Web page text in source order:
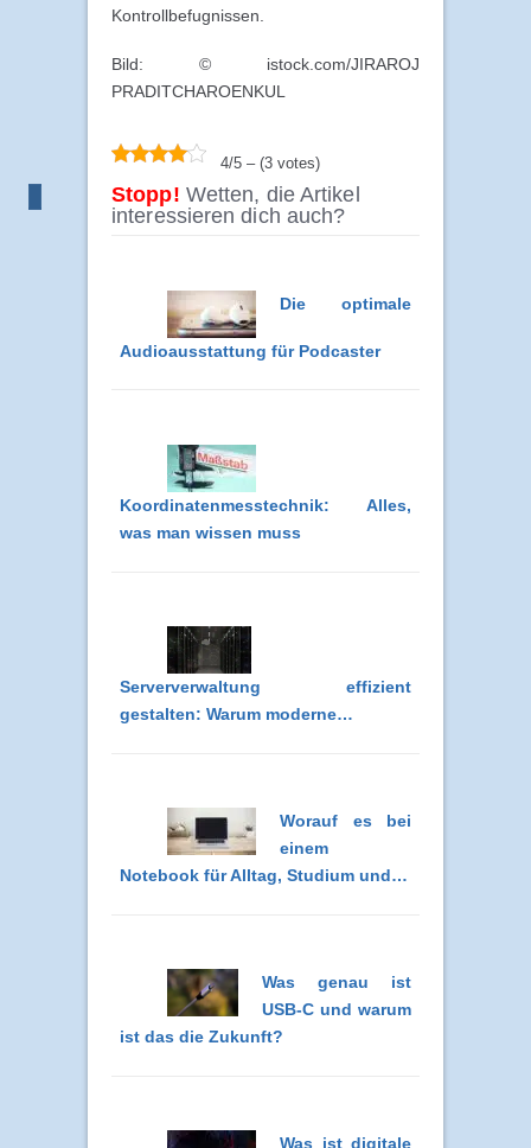
Kontrollbefugnissen.
Bild: © istock.com/JIRAROJ
PRADITCHAROENKUL
4/5 – (3 votes)
Stopp! Wetten, die Artikel
interessieren dich auch?
Die optimale
Audioausstattung für Podcaster
Koordinatenmesstechnik: Alles,
was man wissen muss
Serververwaltung effizient
gestalten: Warum moderne…
Worauf es bei
einem
Notebook für Alltag, Studium und…
Was genau ist
USB-C und warum
ist das die Zukunft?
Was ist digitale